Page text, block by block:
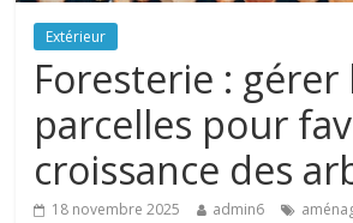
Extérieur
Foresterie : gérer
parcelles pour
croissance des
18 novembre 2025 admin6